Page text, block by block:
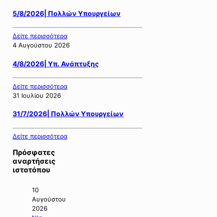
5/8/2026| Πολλών Υπουργείων
Δείτε περισσότερα
4 Αυγούστου 2026
4/8/2026| Υπ. Ανάπτυξης
Δείτε περισσότερα
31 Ιουλίου 2026
31/7/2026| Πολλών Υπουργείων
Δείτε περισσότερα
Πρόσφατες
αναρτήσεις
ιστοτόπου
10
Αυγούστου
2026